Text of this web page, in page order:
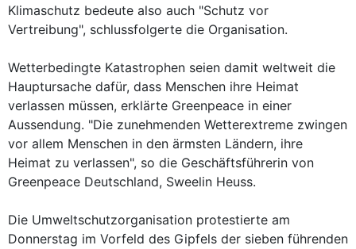
Klimaschutz bedeute also auch "Schutz vor
Vertreibung", schlussfolgerte die Organisation.
Wetterbedingte Katastrophen seien damit weltweit die
Hauptursache dafür, dass Menschen ihre Heimat
verlassen müssen, erklärte Greenpeace in einer
Aussendung. "Die zunehmenden Wetterextreme zwingen
vor allem Menschen in den ärmsten Ländern, ihre
Heimat zu verlassen", so die Geschäftsführerin von
Greenpeace Deutschland, Sweelin Heuss.
Die Umweltschutzorganisation protestierte am
Donnerstag im Vorfeld des Gipfels der sieben führenden